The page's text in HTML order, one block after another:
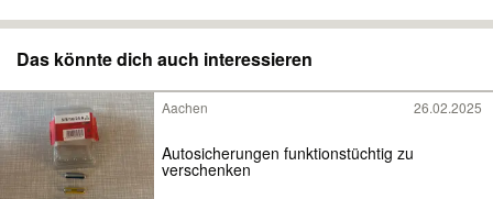
Das könnte dich auch interessieren
Aachen 26.02.2025
Autosicherungen funktionstüchtig zu
verschenken